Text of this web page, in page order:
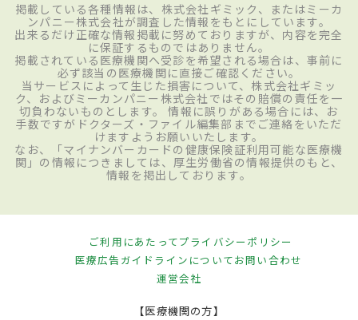
掲載している各種情報は、株式会社ギミック、またはミーカ
ンパニー株式会社が調査した情報をもとにしています。
出来るだけ正確な情報掲載に努めておりますが、内容を完全
に保証するものではありません。
掲載されている医療機関へ受診を希望される場合は、事前に
必ず該当の医療機関に直接ご確認ください。
当サービスによって生じた損害について、株式会社ギミッ
ク、およびミーカンパニー株式会社ではその賠償の責任を一
切負わないものとします。 情報に誤りがある場合には、お
手数ですがドクターズ・ファイル編集部までご連絡をいただ
けますようお願いいたします。
なお、「マイナンバーカードの健康保険証利用可能な医療機
関」の情報につきましては、厚生労働省の情報提供のもと、
情報を掲出しております。
ご利用にあたってプライバシーポリシー
医療広告ガイドラインについてお問い合わせ
運営会社
【医療機関の方】